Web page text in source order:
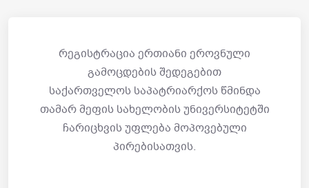
რეგისტრაცია ერთიანი ეროვნული
გამოცდების შედეგებით
საქართველოს საპატრიარქოს წმინდა
თამარ მეფის სახელობის უნივერსიტეტში
ჩარიცხვის უფლება მოპოვებული
პირებისათვის.